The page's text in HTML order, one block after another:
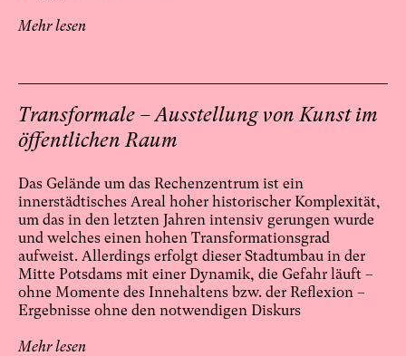
Mehr lesen
Transformale – Ausstellung von Kunst im
öffentlichen Raum
Das Gelände um das Rechenzentrum ist ein
innerstädtisches Areal hoher historischer Komplexität,
um das in den letzten Jahren intensiv gerungen wurde
und welches einen hohen Transformationsgrad
aufweist. Allerdings erfolgt dieser Stadtumbau in der
Mitte Potsdams mit einer Dynamik, die Gefahr läuft –
ohne Momente des Innehaltens bzw. der Reflexion –
Ergebnisse ohne den notwendigen Diskurs
Mehr lesen